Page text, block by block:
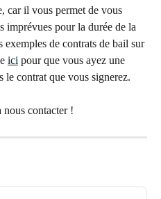
car il vous permet de vous
imprévues pour la durée de la
de contrats de bail sur
ici pour que vous ayez une
le contrat que vous signerez.
nous contacter !